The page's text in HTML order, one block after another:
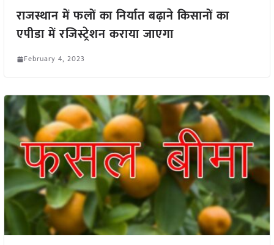
राजस्थान में फलों का निर्यात बढ़ाने किसानों का
एपीडा में रजिस्ट्रेशन कराया जाएगा
February 4, 2023